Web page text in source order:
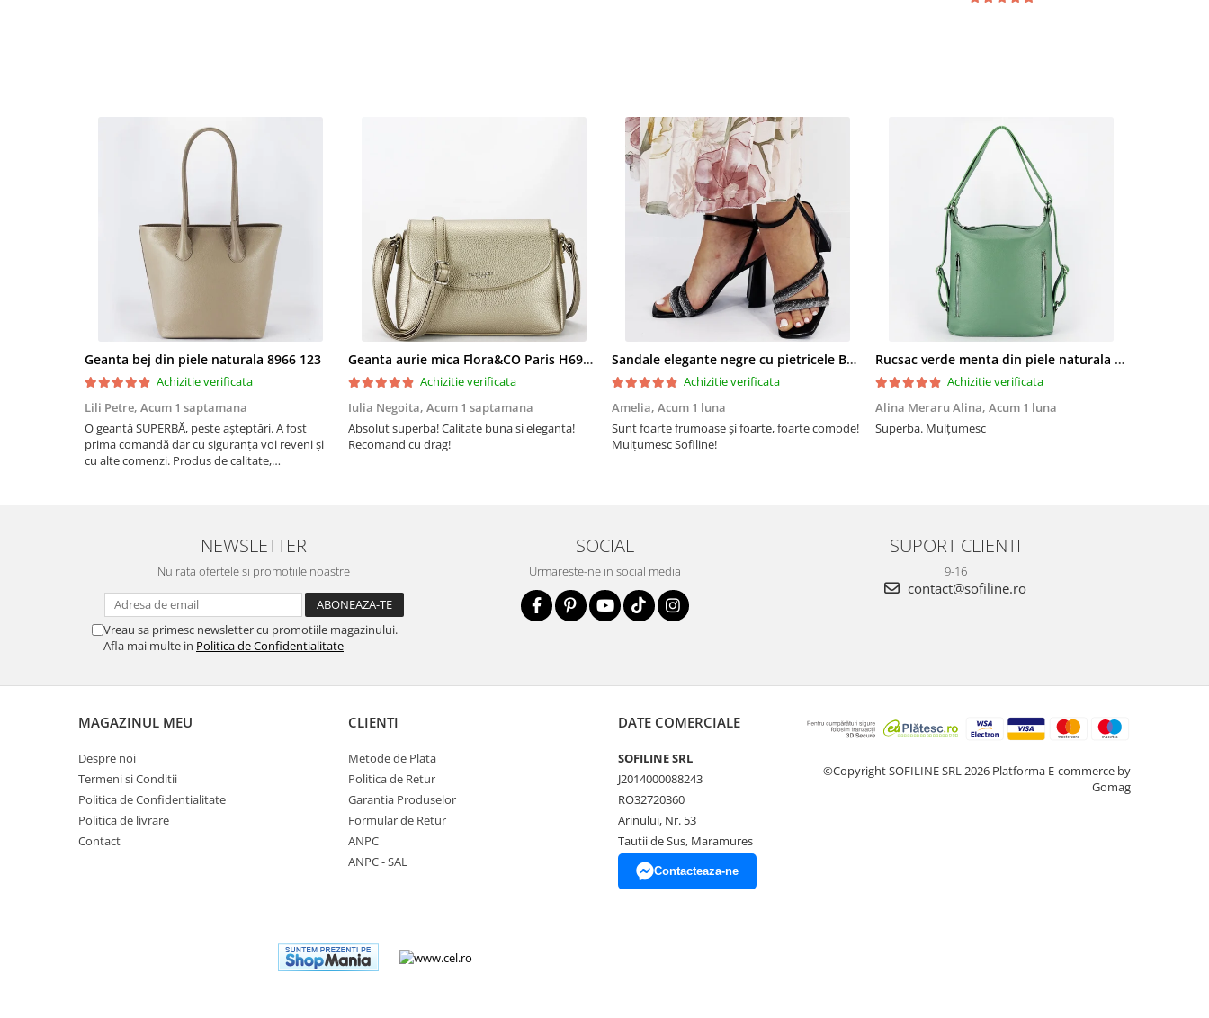
Geanta bej din piele naturala 8966 123
Achizitie verificata
Lili Petre, Acum 1 saptamana
O geantă SUPERBĂ, peste așteptări. A fost
prima comandă dar cu siguranța voi reveni și
cu alte comenzi. Produs de calitate,
SOFILINE!!!
Geanta aurie mica Flora&CO Paris H6930 16
Achizitie verificata
Iulia Negoita, Acum 1 saptamana
Absolut superba! Calitate buna si eleganta!
Recomand cu drag!
Sandale elegante negre cu pietricele BZF8778 M12
Achizitie verificata
Amelia, Acum 1 luna
Sunt foarte frumoase şi foarte, foarte comode!
Mulţumesc Sofiline!
Rucsac verde menta din piele naturala 2 in 1 Lucia 121
Achizitie verificata
Alina Meraru Alina, Acum 1 luna
Superba. Mulțumesc
NEWSLETTER
Nu rata ofertele si promotiile noastre
Vreau sa primesc newsletter cu promotiile magazinului.
Afla mai multe in Politica de Confidentialitate
SOCIAL
Urmareste-ne in social media
SUPORT CLIENTI
9-16
contact@sofiline.ro
MAGAZINUL MEU
Despre noi
Termeni si Conditii
Politica de Confidentialitate
Politica de livrare
Contact
CLIENTI
Metode de Plata
Politica de Retur
Garantia Produselor
Formular de Retur
ANPC
ANPC - SAL
DATE COMERCIALE
SOFILINE SRL
J2014000088243
RO32720360
Arinului, Nr. 53
Tautii de Sus, Maramures
Contacteaza-ne
©Copyright SOFILINE SRL 2026 Platforma E-commerce by
Gomag